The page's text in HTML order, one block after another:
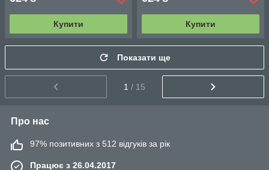
Купити Купити
Показати ще
1 / 15
Про нас
97% позитивних з 512 відгуків за рік
Працює з 26.04.2017